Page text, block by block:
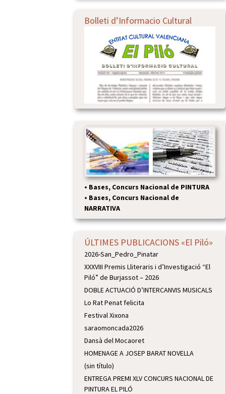
Bolleti d’Informacio Cultural
• Bases, Concurs Nacional de PINTURA
• Bases, Concurs Nacional de
NARRATIVA
ÚLTIMES PUBLICACIONS «El Piló»
2026-San_Pedro_Pinatar
XXXVIII Premis Lliteraris i d’Investigació “El
Piló” de Burjassot – 2026
DOBLE ACTUACIÓ D’INTERCANVIS MUSICALS
Lo Rat Penat felicita
Festival Xixona
saraomoncada2026
Dansà del Mocaoret
HOMENAGE A JOSEP BARAT NOVELLA
(sin título)
ENTREGA PREMI XLV CONCURS NACIONAL DE
PINTURA EL PILÓ